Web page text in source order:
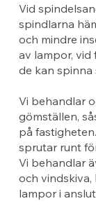
Vid
spindlarna
och mindre
av lampor,
de kan spinna
Vi behandlar
gömställen,
på
sprutar runt
Vi behandlar
och
lampor i